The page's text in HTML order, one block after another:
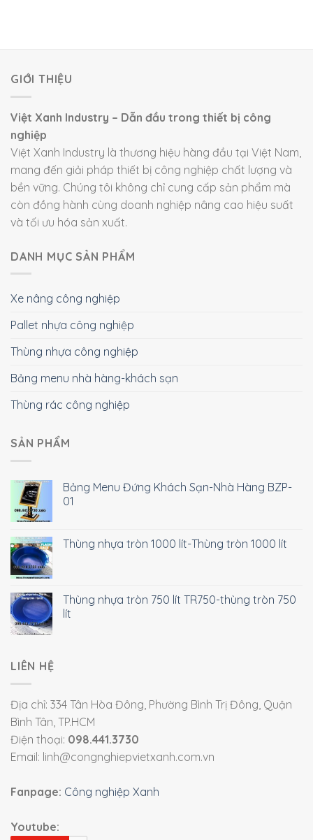
GIỚI THIỆU
Việt Xanh Industry – Dẫn đầu trong thiết bị công
nghiệp
Việt Xanh Industry là thương hiệu hàng đầu tại Việt Nam,
mang đến giải pháp thiết bị công nghiệp chất lượng và
bền vững. Chúng tôi không chỉ cung cấp sản phẩm mà
còn đồng hành cùng doanh nghiệp nâng cao hiệu suất
và tối ưu hóa sản xuất.
DANH MỤC SẢN PHẨM
Xe nâng công nghiệp
Pallet nhựa công nghiệp
Thùng nhựa công nghiệp
Bảng menu nhà hàng-khách sạn
Thùng rác công nghiệp
SẢN PHẨM
Bảng Menu Đứng Khách Sạn-Nhà Hàng BZP-
01
Thùng nhựa tròn 1000 lít-Thùng tròn 1000 lít
Thùng nhựa tròn 750 lít TR750-thùng tròn 750
lít
LIÊN HỆ
Địa chỉ: 334 Tân Hòa Đông, Phường Bình Trị Đông, Quận
Bình Tân, TP.HCM
Điện thoại: 098.441.3730
Email: linh@congnghiepvietxanh.com.vn
Fanpage: Công nghiệp Xanh
Youtube: